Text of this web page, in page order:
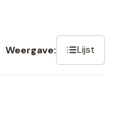
Weergave: Lijst